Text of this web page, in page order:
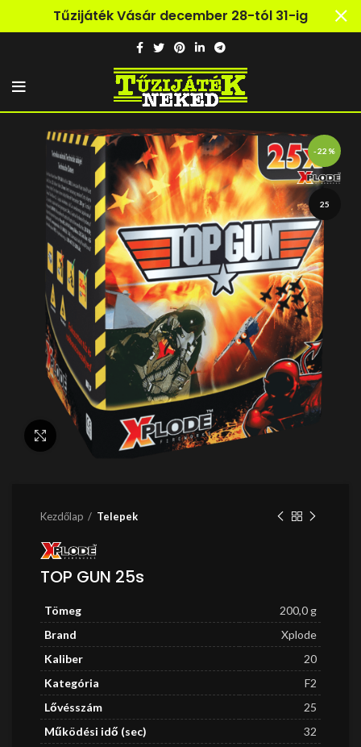
-22%
25
Nagyítás
Kezdőlap Telepek
TOP GUN 25s
Tömeg
200,0 g
Brand
Xplode
Kaliber
20
Kategória
F2
Lővésszám
25
Működési idő (sec)
32
Tűzijáték Vásár december 28-tól 31-ig